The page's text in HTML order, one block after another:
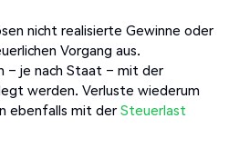
nicht realisierte Gewinne oder
Vorgang aus.
– je nach Staat – mit der
werden. Verluste wiederum
ebenfalls mit der Steuerlast